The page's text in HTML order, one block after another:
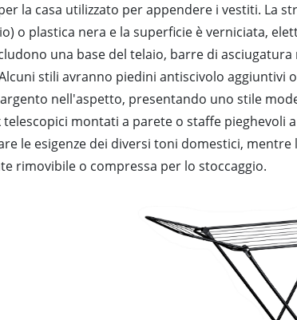
la casa utilizzato per appendere i vestiti. La
o plastica nera e la superficie è verniciata,
una base del telaio, barre di
stili avranno piedini antiscivolo
nell'aspetto, presentando uno stile
montati a parete o staffe pieghevoli
le esigenze dei diversi toni domestici,
rimovibile o compressa per lo stoccaggio.